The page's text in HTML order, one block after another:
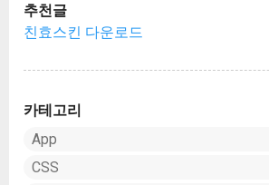
추천글
친효스킨 다운로드
카테고리
App
CSS
할 수 있으니까요. 이미지
이미지입니다. 이미지가
이 더 소요됩니다. 하지만
따기가 완료된건 아닙니다
익스팬드를 해줘야 합니다